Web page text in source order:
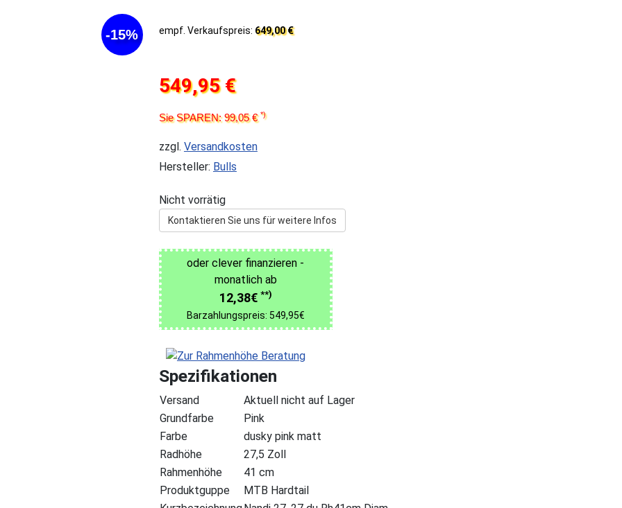
-15% empf. Verkaufspreis: 649,00 €
549,95 €
Sie SPAREN: 99,05 €*)
zzgl. Versandkosten
Hersteller: Bulls
Nicht vorrätig
Kontaktieren Sie uns für weitere Infos
oder clever finanzieren -
monatlich ab
12,38€ **)
Barzahlungspreis: 549,95€
Spezifikationen
Versand
Aktuell nicht auf Lager
Grundfarbe
Pink
Farbe
dusky pink matt
Radhöhe
27,5 Zoll
Rahmenhöhe
41 cm
Produktguppe
MTB Hardtail